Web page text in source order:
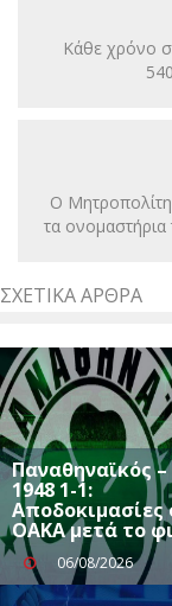
Kάθε χρόνο
Ο
τα
ΣΧΕΤΙΚΆ ΆΡΘΡΑ
Παναθηναϊκός
1948 1-1:
Αποδοκιμασίες
ΟΑΚΑ μετά το
06/08/2026